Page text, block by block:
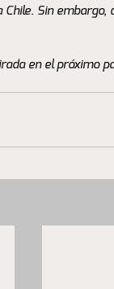
Chile. Sin
en el próximo